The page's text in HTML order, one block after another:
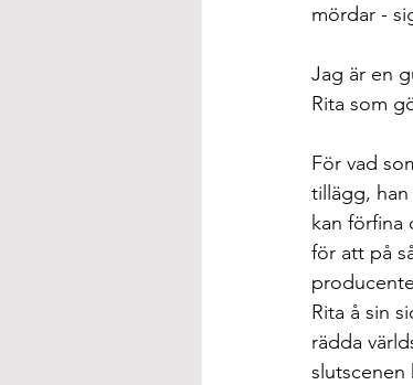
mördar -
Jag är en
Rita som
För vad
tillägg,
kan förfina
för att på
Rita å sin
rädda
slutscenen